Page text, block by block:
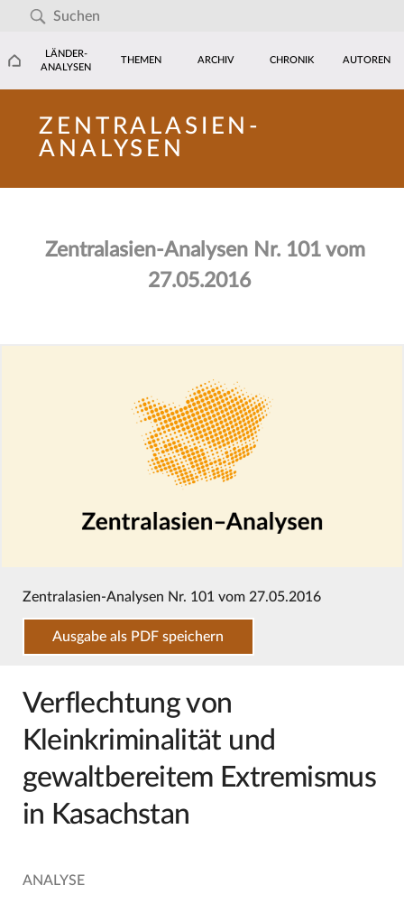
LÄNDER-
ANALYSEN
THEMEN ARCHIV CHRONIK AUTOREN
ZENTRALASIEN-
ANALYSEN
Zentralasien-Analysen Nr. 101 vom
27.05.2016
Zentralasien-Analysen Nr. 101 vom 27.05.2016
Ausgabe als PDF speichern
Verflechtung von
Kleinkriminalität und
gewaltbereitem Extremismus
in Kasachstan
ANALYSE